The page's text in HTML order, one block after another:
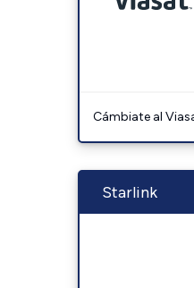
Cámbiate al
Starlink